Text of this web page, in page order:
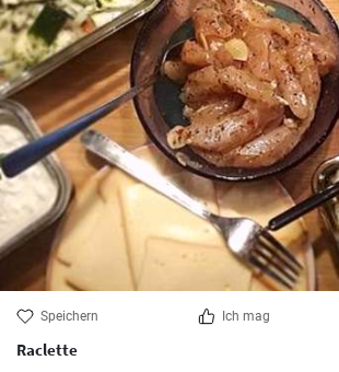
Speichern Ich mag
Raclette